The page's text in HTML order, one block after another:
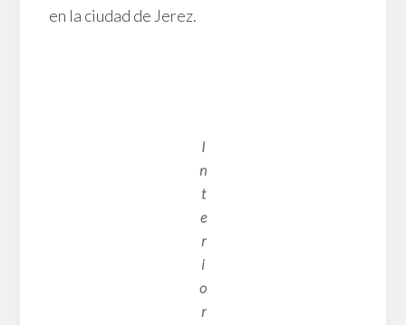
en la ciudad de Jerez.
I
n
t
e
r
i
o
r